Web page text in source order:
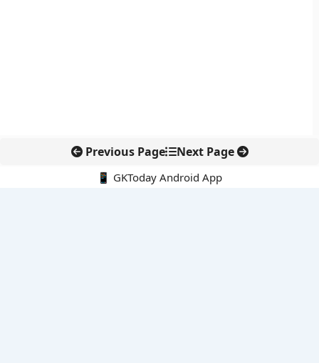
Previous Page Next Page
📱 GKToday Android App